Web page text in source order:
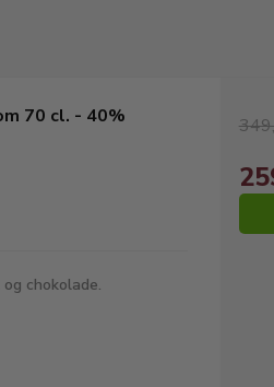
70 cl. - 40%
chokolade.